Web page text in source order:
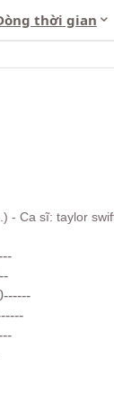
thời gian
- Ca sĩ: taylor